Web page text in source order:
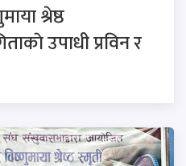
श्रेष्ठ
उपाधी प्रविन र